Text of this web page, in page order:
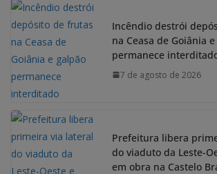
Incêndio destrói
na Ceasa de Goiânia
permanece
7 de agosto de 2026
Prefeitura libera
do viaduto da Leste-
em obra na Castelo